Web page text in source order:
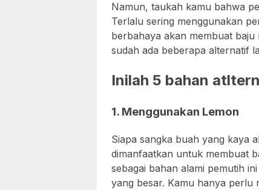
Namun, taukah kamu bahwa
Terlalu sering menggunakan
berbahaya akan membuat
sudah ada beberapa alternatif
Inilah 5 bahan
1. Menggunakan Lemon
Siapa sangka buah yang kaya
dimanfaatkan untuk membuat
sebagai bahan alami pemutih
yang besar. Kamu hanya perlu